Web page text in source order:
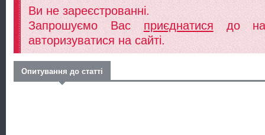
Ви не зареєстрованні.
Запрошуємо Вас приєднатися до
авторизуватися на сайті.
Опитування до статті